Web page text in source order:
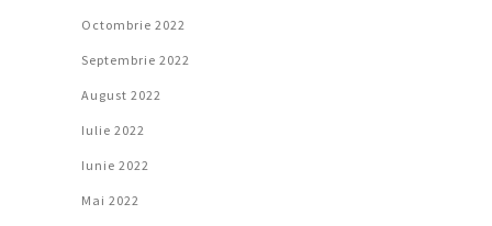
Octombrie 2022
Septembrie 2022
August 2022
Iulie 2022
Iunie 2022
Mai 2022